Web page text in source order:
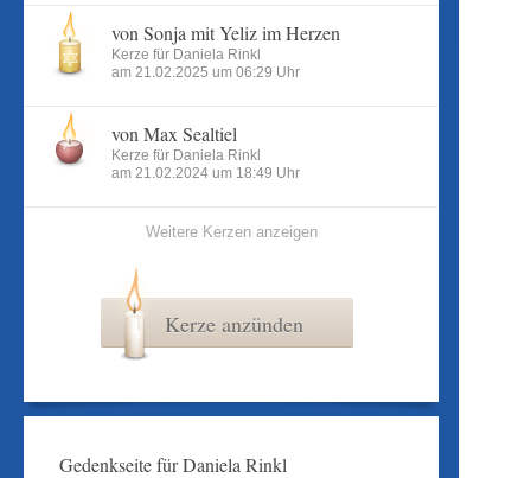
von Sonja mit Yeliz im Herzen
Kerze für Daniela Rinkl
am 21.02.2025 um 06:29 Uhr
von Max Sealtiel
Kerze für Daniela Rinkl
am 21.02.2024 um 18:49 Uhr
Weitere Kerzen anzeigen
Kerze anzünden
Gedenkseite für Daniela Rinkl